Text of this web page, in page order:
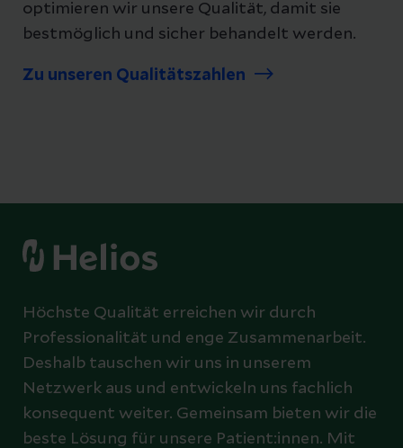
optimieren wir unsere Qualität, damit sie
bestmöglich und sicher behandelt werden.
Zu unseren Qualitätszahlen
Höchste Qualität erreichen wir durch
Professionalität und enge Zusammenarbeit.
Deshalb tauschen wir uns in unserem
Netzwerk aus und entwickeln uns fachlich
konsequent weiter. Gemeinsam bieten wir die
beste Lösung für unsere Patient:innen. Mit